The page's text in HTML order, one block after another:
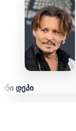
დეპი